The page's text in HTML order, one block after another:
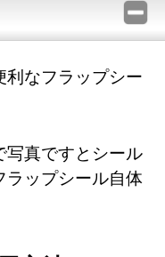
利なフラップシー
真ですとシール
ラップシール自体